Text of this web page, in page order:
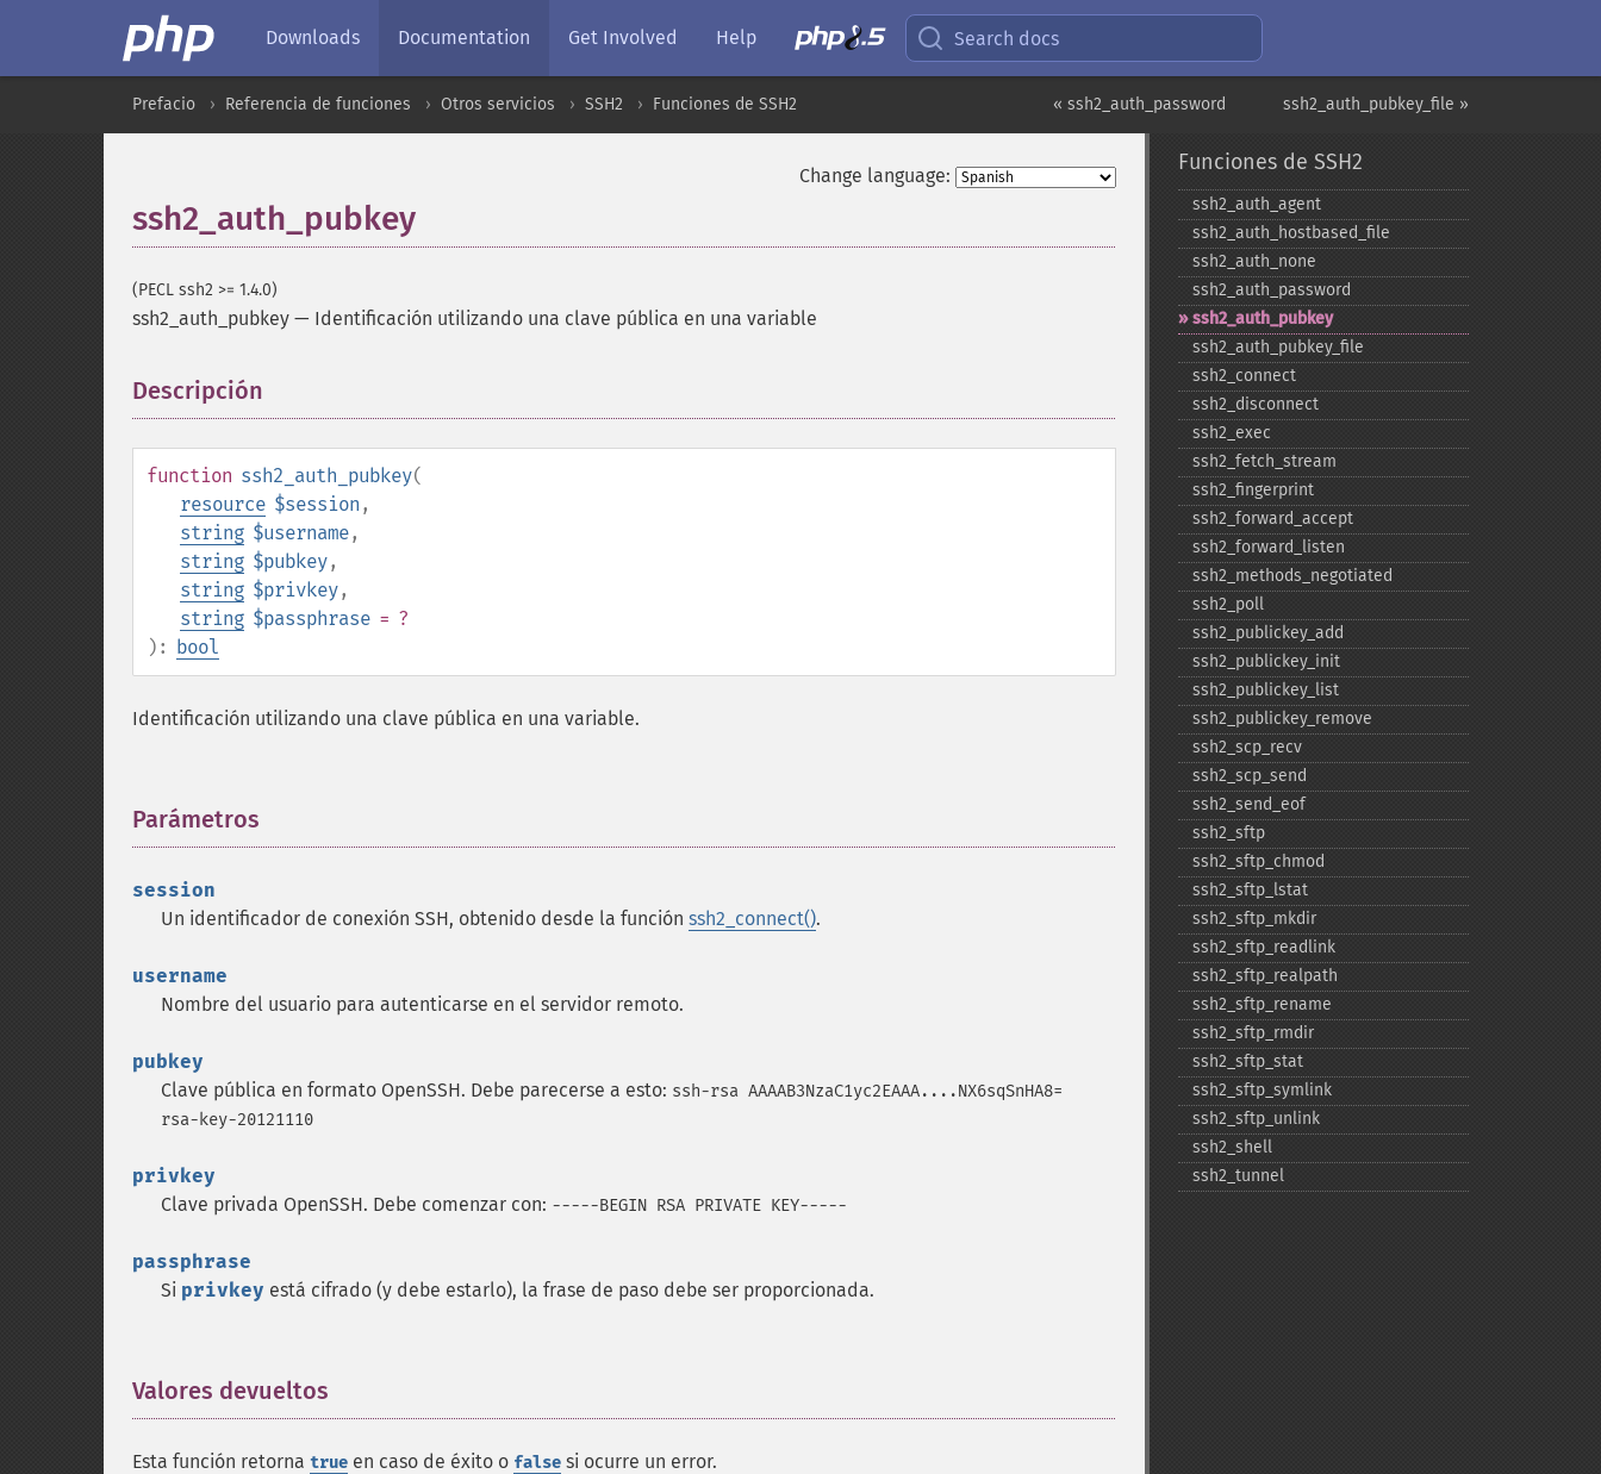
Downloads Documentation Get Involved Help Search docs
ssh2_auth_pubkey_file »
« ssh2_auth_password
Prefacio Referencia de funciones Otros servicios SSH2 Funciones de SSH2
Change language:
ssh2_auth_pubkey
(PECL ssh2 >= 1.4.0)
ssh2_auth_pubkey — Identificación utilizando una clave pública en una variable
Descripción
function ssh2_auth_pubkey(
resource $session ,
string $username,
string $pubkey,
string $privkey,
string $passphrase = ?
): bool
Identificación utilizando una clave pública en una variable.
Parámetros
session
Un identificador de conexión SSH, obtenido desde la función ssh2_connect().
username
Nombre del usuario para autenticarse en el servidor remoto.
pubkey
Clave pública en formato OpenSSH. Debe parecerse a esto: ssh-rsa AAAAB3NzaC1yc2EAAA....NX6sqSnHA8=
rsa-key-20121110
privkey
Clave privada OpenSSH. Debe comenzar con: -----BEGIN RSA PRIVATE KEY-----
passphrase
Si privkey está cifrado (y debe estarlo), la frase de paso debe ser proporcionada.
Valores devueltos
Esta función retorna true en caso de éxito o false si ocurre un error.
Funciones de SSH2
ssh2_​auth_​agent
ssh2_​auth_​hostbased_​file
ssh2_​auth_​none
ssh2_​auth_​password
ssh2_​auth_​pubkey
ssh2_​auth_​pubkey_​file
ssh2_​connect
ssh2_​disconnect
ssh2_​exec
ssh2_​fetch_​stream
ssh2_​fingerprint
ssh2_​forward_​accept
ssh2_​forward_​listen
ssh2_​methods_​negotiated
ssh2_​poll
ssh2_​publickey_​add
ssh2_​publickey_​init
ssh2_​publickey_​list
ssh2_​publickey_​remove
ssh2_​scp_​recv
ssh2_​scp_​send
ssh2_​send_​eof
ssh2_​sftp
ssh2_​sftp_​chmod
ssh2_​sftp_​lstat
ssh2_​sftp_​mkdir
ssh2_​sftp_​readlink
ssh2_​sftp_​realpath
ssh2_​sftp_​rename
ssh2_​sftp_​rmdir
ssh2_​sftp_​stat
ssh2_​sftp_​symlink
ssh2_​sftp_​unlink
ssh2_​shell
ssh2_​tunnel